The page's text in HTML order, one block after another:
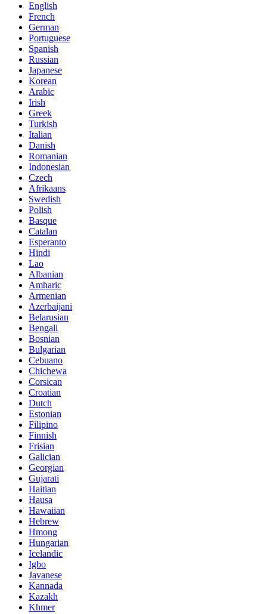
English
French
German
Portuguese
Spanish
Russian
Japanese
Korean
Arabic
Irish
Greek
Turkish
Italian
Danish
Romanian
Indonesian
Czech
Afrikaans
Swedish
Polish
Basque
Catalan
Esperanto
Hindi
Lao
Albanian
Amharic
Armenian
Azerbaijani
Belarusian
Bengali
Bosnian
Bulgarian
Cebuano
Chichewa
Corsican
Croatian
Dutch
Estonian
Filipino
Finnish
Frisian
Galician
Georgian
Gujarati
Haitian
Hausa
Hawaiian
Hebrew
Hmong
Hungarian
Icelandic
Igbo
Javanese
Kannada
Kazakh
Khmer